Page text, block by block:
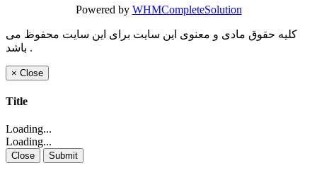
Powered by WHMCompleteSolution
کلیه حقوق مادی و معنوی این سایت برای این سایت محفوظ می
باشد .
× Close
Title
Loading...
Loading...
Close Submit